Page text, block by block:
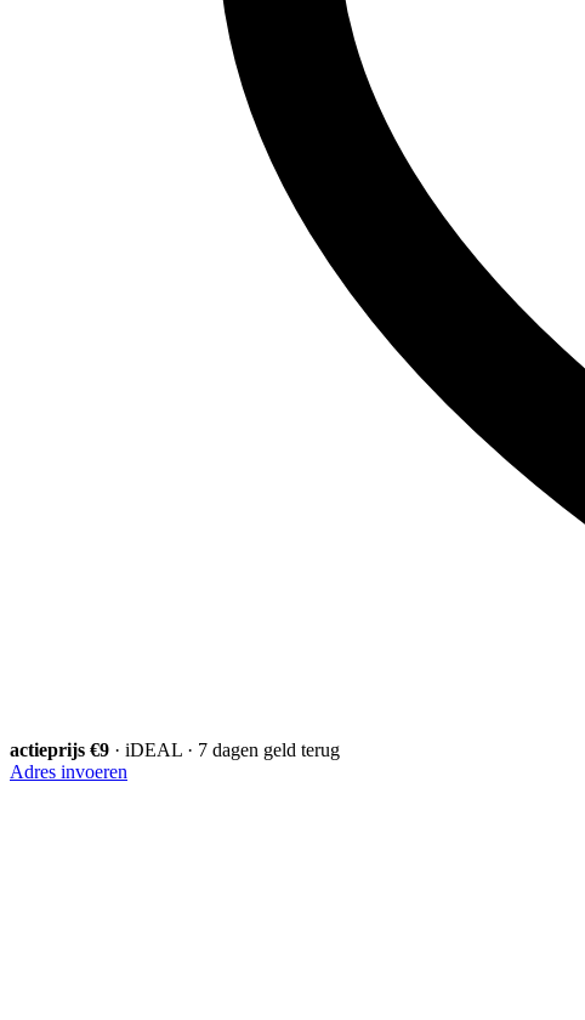
actieprijs €9 · iDEAL · 7 dagen geld terug
Adres invoeren